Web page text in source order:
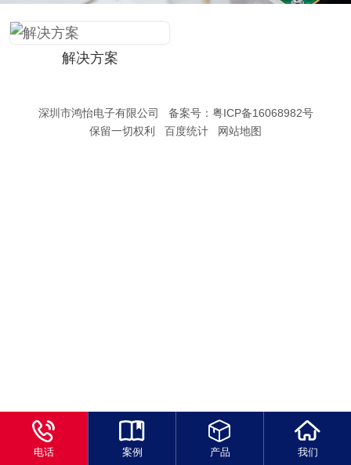
解决方案
深圳市鸿怡电子有限公司 备案号： 粤ICP备16068982号
保留一切权利 百度统计
网站地图
电话 案例 产品 我们